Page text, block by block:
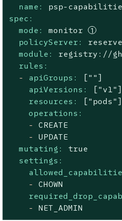
name:
psp-
spec:
mode:
monitor
policyServer:
module:
registry://
rules:
-
apiGroups:
[""]
apiVersions:
["v1"]
resources:
["pods"]
operations:
-
CREATE
-
UPDATE
mutating:
true
settings:
-
CHOWN
-
NET_ADMIN